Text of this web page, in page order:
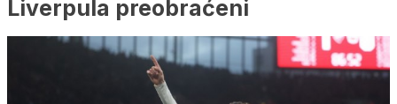
Liverpula preobraćeni